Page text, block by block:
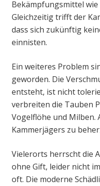
Bekämpfungsmittel
Gleichzeitig trifft der
dass sich zukünftig
einnisten.
Ein weiteres Problem
geworden. Die
entsteht, ist nicht
verbreiten die Tauben
Vogelflöhe und Milben.
Kammerjägers zu
Vielerorts herrscht die
ohne Gift, leider nicht
oft. Die moderne